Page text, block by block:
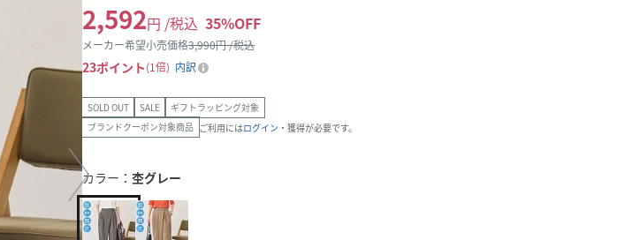
2,592円 /税込 35%OFF
メーカー希望小売価格3,990円 /税込
23ポイント 1倍 内訳
SOLD OUT SALE
ギフトラッピング対象
ブランドクーポン対象商品 ご利用にはログイン ・獲得が必要です。
カラー： 杢グレー